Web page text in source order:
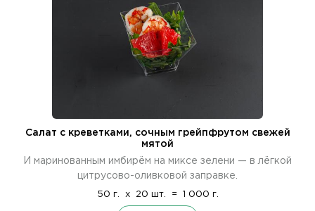
Салат с креветками, сочным грейпфрутом свежей
мятой
И маринованным имбирём на миксе зелени — в лёгкой
цитрусово-оливковой заправке.
50 г. x 20 шт. = 1 000 г.